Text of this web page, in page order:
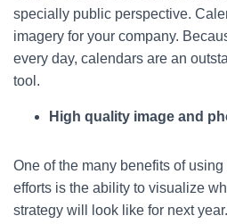
specially public perspective.
imagery for your company.
every day, calendars are an
tool.
High quality image and
One of the many benefits of
efforts is the ability to visualize
strategy will look like for next